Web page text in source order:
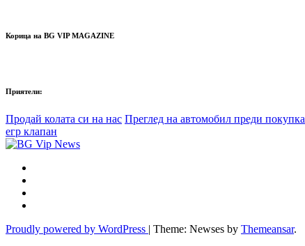
Корица на BG VIP MAGAZINE
Приятели:
Продай колата си на нас Преглед на автомобил преди покупка
егр клапан
Proudly powered by WordPress | Theme: Newses by Themeansar.